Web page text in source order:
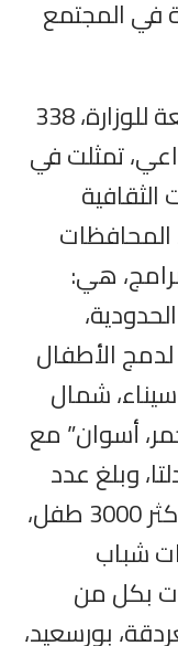
في المجتمع
نفذت الهيئات والقطاعات التابعة للوزارة، 338
تمثلت في
المحافظات
هي:
20 أسبوعًا لدمج الأطفال
شمال
أسوان” مع
وبلغ عدد
المستفيدين من هذا البرنامج أكثر 3000 طفل،
شباب
8 ملتقيات بكل من
بورسعيد،